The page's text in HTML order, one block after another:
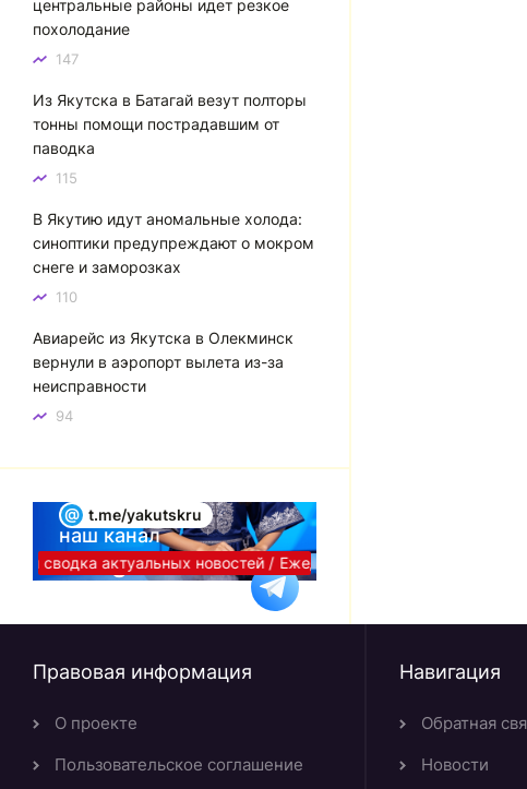
К
Котя злой
Зной в Сибири, тем более в
Якутске. Никакой это не зной, а
просто приятное тепло. А про
палящее солнце тем более
даже в песнях поют…
Якутск готовится к пику летнего зноя: синоптики прогнозируют до плюс 35 градусов
центральные районы идет резкое
похолодание
147
Из Якутска в Батагай везут полторы
тонны помощи пострадавшим от
паводка
115
В Якутию идут аномальные холода:
синоптики предупреждают о мокром
снеге и заморозках
110
Авиарейс из Якутска в Олекминск
вернули в аэропорт вылета из-за
неисправности
94
наш канал
Telegram
@ t.me/yakutskru
сводка актуальных новостей / Ежедневная сводка актуальных
Правовая информация
О проекте
Пользовательское соглашение
Навигация
Обратная
Новости